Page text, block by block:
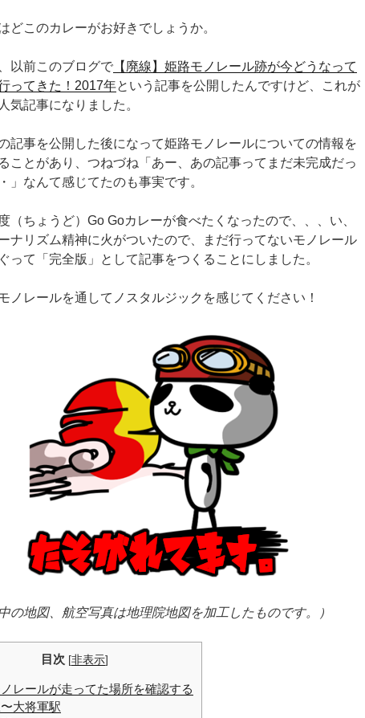
どこのカレーがお好きでしょうか。
以前このブログで 【廃線】姫路モノレール跡が今どうなって
ってきた！2017年という記事を公開したんですけど、これが
気記事になりました。
記事を公開した後になって姫路モノレールについての情報を
ことがあり、つねづね「あー、あの記事ってまだ未完成だっ
」なんて感じてたのも事実です。
（ちょうど）Go Goカレーが食べたくなったので、、、い、
ナリズム精神に火がついたので、まだ行ってないモノレール
って「完全版」として記事をつくることにしました。
ノレールを通してノスタルジックを感じてください！
の地図、航空写真は地理院地図を加工したものです。）
目次 [非表示]
レールが走ってた場所を確認する
大将軍駅